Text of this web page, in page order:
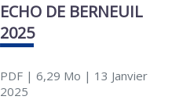
ECHO DE BERNEUIL
2025
PDF| 6,29 Mo | 13 Janvier
2025